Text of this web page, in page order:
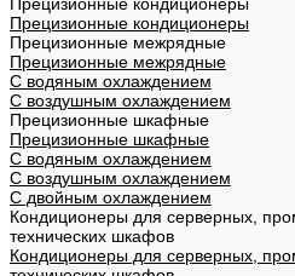
Прецизионные кондиционеры
Прецизионные межрядные
Прецизионные межрядные
С водяным охлаждением
С воздушным охлаждением
Прецизионные шкафные
Прецизионные шкафные
С водяным охлаждением
С воздушным охлаждением
С двойным охлаждением
Кондиционеры для серверных,
технических шкафов
Кондиционеры для серверных,